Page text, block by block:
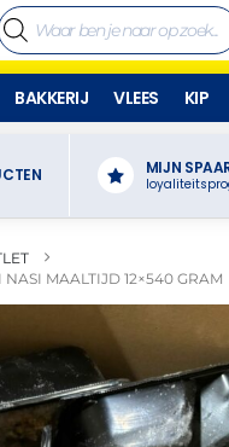
BAKKERIJ VLEES KIP
MIJN
MAALTIJD 12×540 GRAM